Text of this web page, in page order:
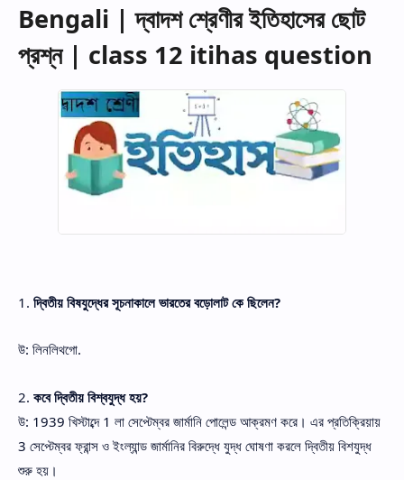
Bengali | দ্বাদশ শ্রেণীর ইতিহাসের ছোট
প্রশ্ন | class 12 itihas question
1. দ্বিতীয় বিষযুদ্ধের সূচনাকালে ভারতের বড়োলাট কে ছিলেন?
উ: লিনলিথগো.
2. কবে দ্বিতীয় বিশ্বযুদ্ধ হয়?
উ: 1939 খিস্টাব্দে 1 লা সেপ্টেম্বর জার্মানি পোলেন্ড আক্রমণ করে। এর প্রতিক্রিয়ায়
3 সেপ্টেম্বর ফ্রান্স ও ইংল্যান্ড জার্মানির বিরুদ্ধে যুদ্ধ ঘোষণা করলে দ্বিতীয় বিশযুদ্ধ
শুরু হয়।